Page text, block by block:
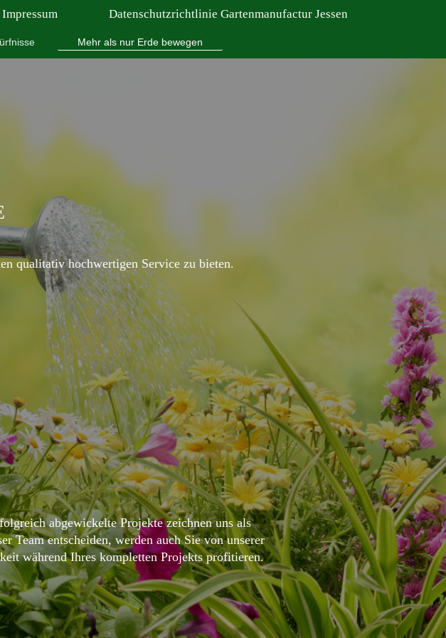
Impressum Datenschutzrichtlinie Gartenmanufactur Jessen
Mehr als nur Erde bewegen
qualitativ hochwertigen Service zu bieten.
abgewickelte Projekte zeichnen uns als
Team entscheiden, werden auch Sie von unserer
während Ihres kompletten Projekts profitieren.